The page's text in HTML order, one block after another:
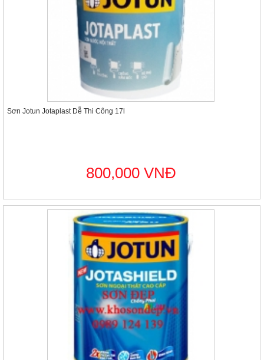
Sơn Jotun Jotaplast Dễ Thi Công 17l
800,000 VNĐ